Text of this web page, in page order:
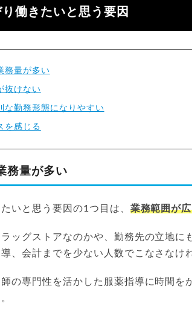
働きたいと思う要因
務量が多い
抜けない
な勤務形態になりやすい
を感じる
務量が多い
いと思う要因の1つ目は、 業務範囲が
ッグストアなのかや、勤務先の立地に
、会計までを少ない人数でこなさなけ
の専門性を活かした服薬指導に時間を